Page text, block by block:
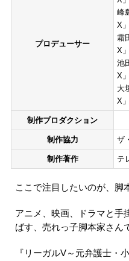
プロデューサー
峰
X」
霜
X」
池
X」
大
X」
制作プロダクション
制作協力 ザ
制作著作 テ
ここで注目したいのが、脚
アニメ、映画、ドラマと手
ばす、売れっ子脚本家さん
『リーガルV～元弁護士・